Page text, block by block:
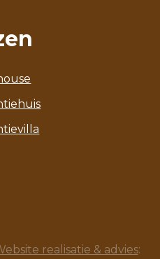
realisatie & advies: